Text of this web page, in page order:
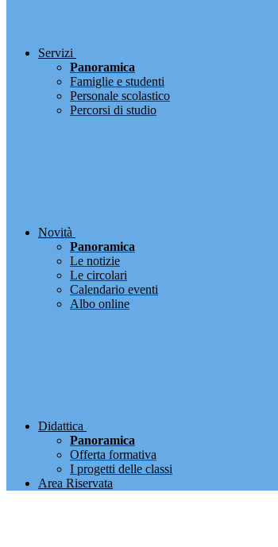
Servizi
Panoramica
Famiglie e studenti
Personale scolastico
Percorsi di studio
Novità
Panoramica
Le notizie
Le circolari
Calendario eventi
Albo online
Didattica
Panoramica
Offerta formativa
I progetti delle classi
Area Riservata